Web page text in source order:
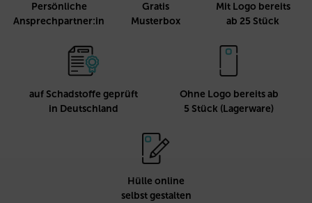
Persönliche
Ansprechpartner:in
Gratis
Musterbox
Mit Logo bereits
ab 25 Stück
auf Schadstoffe geprüft
in Deutschland
Ohne Logo bereits ab
5 Stück (Lagerware)
Hülle online
selbst gestalten